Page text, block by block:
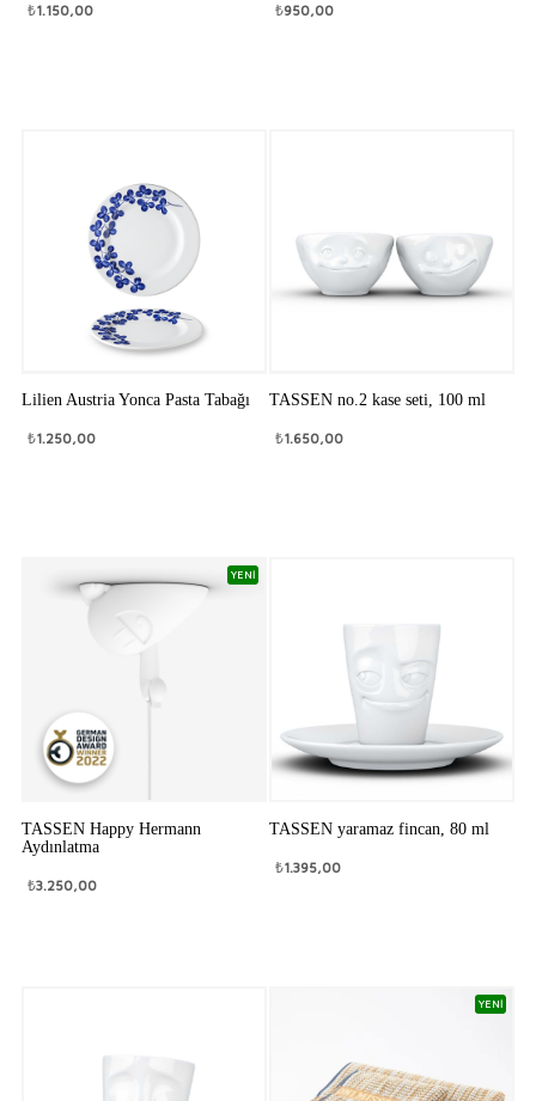
₺1.150,00 ₺950,00
Lilien Austria Yonca Pasta Tabağı
₺1.250,00
TASSEN no.2 kase seti, 100 ml
₺1.650,00
YENİ
TASSEN Happy Hermann
Aydınlatma
₺3.250,00
TASSEN yaramaz fincan, 80 ml
₺1.395,00
YENİ